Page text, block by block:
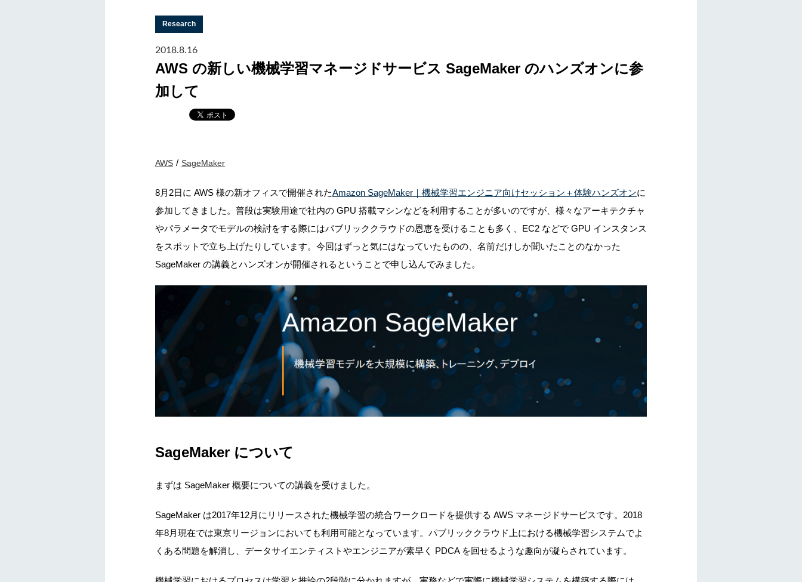
Research
2018.8.16
AWS の新しい機械学習マネージドサービス SageMaker のハンズオンに参
加して
AWS SageMaker
8月2日に AWS 様の新オフィスで開催されたAmazon SageMaker｜機械学習エンジニア向けセッション＋体験ハンズオンに
参加してきました。普段は実験用途で社内の GPU 搭載マシンなどを利用することが多いのですが、様々なアーキテクチャ
やパラメータでモデルの検討をする際にはパブリッククラウドの恩恵を受けることも多く、EC2 などで GPU インスタンス
をスポットで立ち上げたりしています。今回はずっと気にはなっていたものの、名前だけしか聞いたことのなかった
SageMaker の講義とハンズオンが開催されるということで申し込んでみました。
SageMaker について
まずは SageMaker 概要についての講義を受けました。
SageMaker は2017年12月にリリースされた機械学習の統合ワークロードを提供する AWS マネージドサービスです。2018
年8月現在では東京リージョンにおいても利用可能となっています。パブリッククラウド上における機械学習システムでよ
くある問題を解消し、データサイエンティストやエンジニアが素早く PDCA を回せるような趣向が凝らされています。